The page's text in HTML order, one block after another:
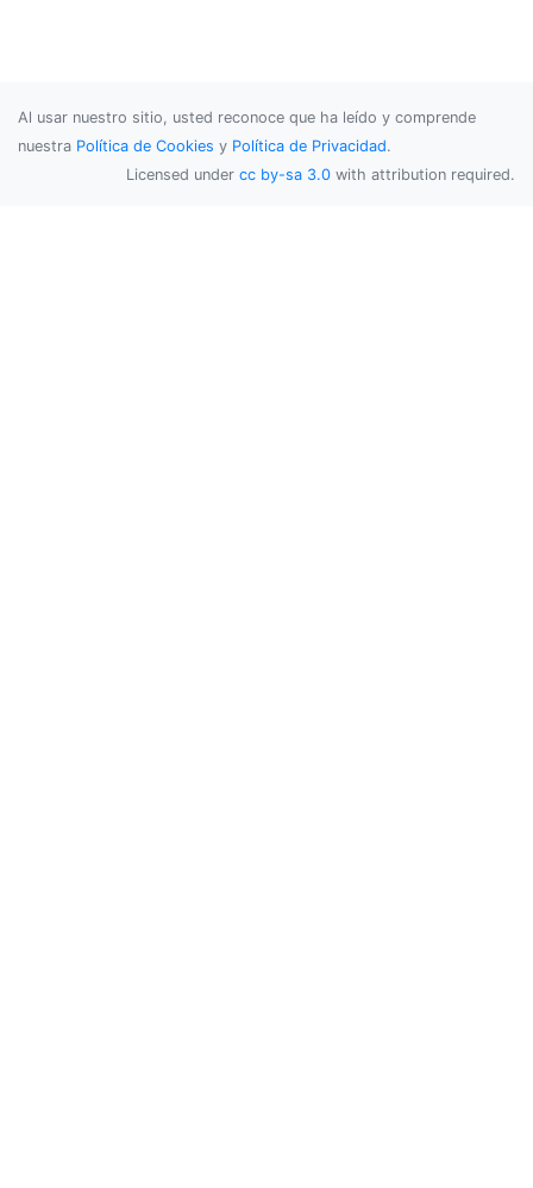
Al usar nuestro sitio, usted reconoce que ha leído y comprende
nuestra Política de Cookies y Política de Privacidad.
Licensed under cc by-sa 3.0 with attribution required.